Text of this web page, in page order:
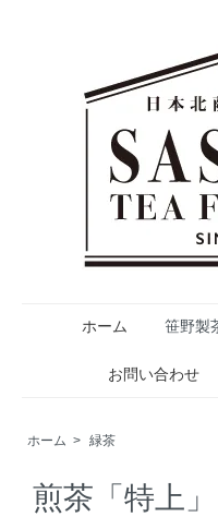
ホーム 笹野製
お問い合わせ
ホーム > 緑茶
煎茶「特上」